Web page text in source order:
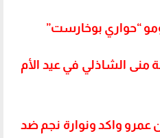
الشاذلي في عيد الأم
واكد ونوارة نجم ضد